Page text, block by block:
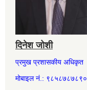
दिनेश जोशी
प्रमुख प्रशासकीय अधिकृत
मोबाइल नं.: ९८५८७८७८९०